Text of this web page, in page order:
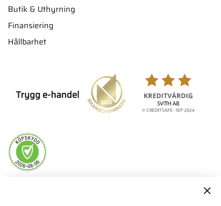
Butik & Uthyrning
Finansiering
Hållbarhet
Trygg e-handel